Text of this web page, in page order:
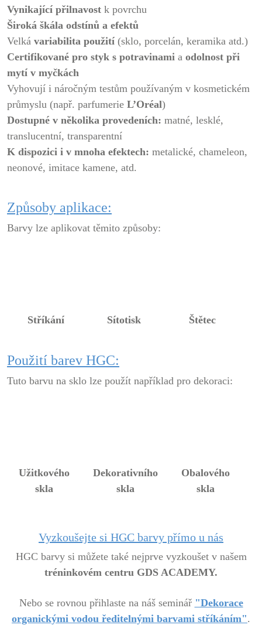
Vynikající přilnavost k povrchu
Široká škála odstínů a efektů
Velká variabilita použití (sklo, porcelán, keramika atd.)
Certifikované pro styk s potravinami a odolnost při
mytí v myčkách
Vyhovují i náročným testům používaným v kosmetickém
průmyslu (např. parfumerie L’Oréal)
Dostupné v několika provedeních: matné, lesklé,
translucentní, transparentní
K dispozici i v mnoha efektech: metalické, chameleon,
neonové, imitace kamene, atd.
Způsoby aplikace:
Barvy lze aplikovat těmito způsoby:
Stříkání Sítotisk Štětec
Použití barev HGC:
Tuto barvu na sklo lze použít například pro dekoraci:
Užitkového
skla
Dekorativního
skla
Obalového
skla
Vyzkoušejte si HGC barvy přímo u nás
HGC barvy si můžete také nejprve vyzkoušet v našem
tréninkovém centru GDS ACADEMY.
Nebo se rovnou přihlaste na náš seminář "Dekorace
organickými vodou ředitelnými barvami stříkáním".